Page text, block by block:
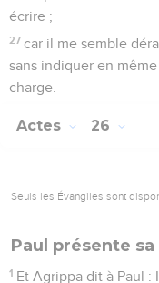
Seuls les Évangiles sont
nous partîmes,
étant avec nous.